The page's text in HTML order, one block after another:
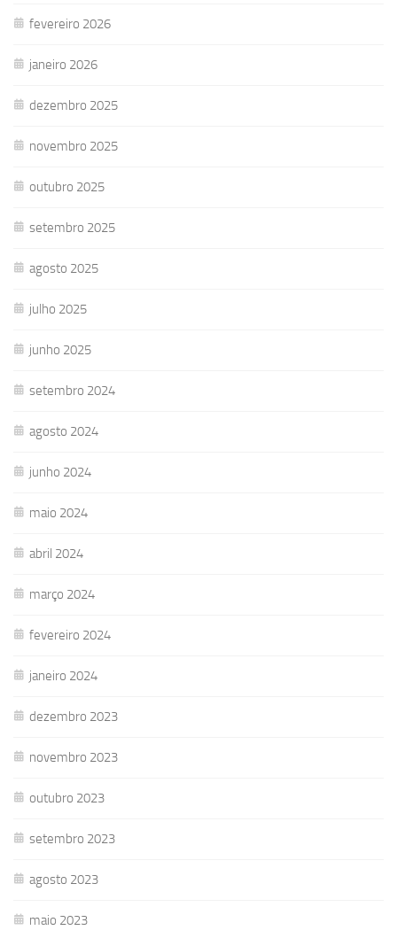
fevereiro 2026
janeiro 2026
dezembro 2025
novembro 2025
outubro 2025
setembro 2025
agosto 2025
julho 2025
junho 2025
setembro 2024
agosto 2024
junho 2024
maio 2024
abril 2024
março 2024
fevereiro 2024
janeiro 2024
dezembro 2023
novembro 2023
outubro 2023
setembro 2023
agosto 2023
maio 2023